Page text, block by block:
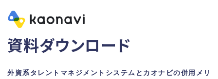
資料ダウンロード
外資系タレントマネジメントシステムとカオナビの併用メリ